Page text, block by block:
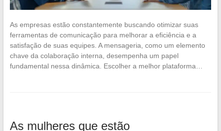
As empresas estão constantemente buscando otimizar suas
ferramentas de comunicação para melhorar a eficiência e a
satisfação de suas equipes. A mensageria, como um elemento
chave da colaboração interna, desempenha um papel
fundamental nessa dinâmica. Escolher a melhor plataforma…
As mulheres que estão